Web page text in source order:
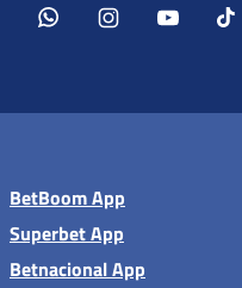
BetBoom App
Superbet App
Betnacional App